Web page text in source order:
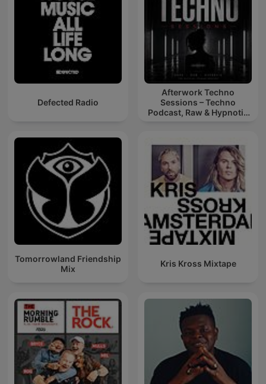
Defected Radio
Afterwork Techno
Sessions – Techno
Podcast, Raw & Hypnotic
Tomorrowland Friendship
Mix
Kris Kross Mixtape